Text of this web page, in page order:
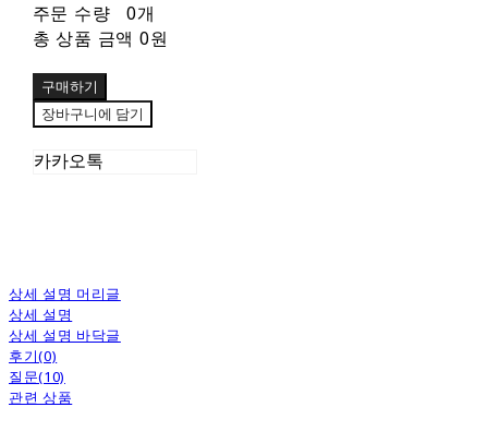
주문 수량
0개
총 상품 금액 0원
구매하기
장바구니에 담기
카카오톡
상세 설명 머리글
상세 설명
상세 설명 바닥글
후기(0)
질문(10)
관련 상품